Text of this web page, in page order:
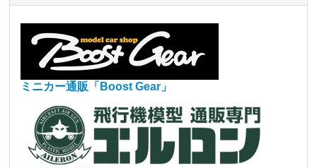
ミニカー通販「Boost Gear」